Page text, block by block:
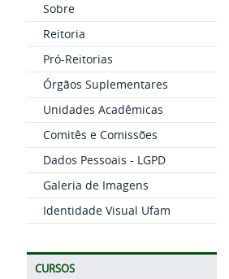
Sobre
Reitoria
Pró-Reitorias
Órgãos Suplementares
Unidades Acadêmicas
Comitês e Comissões
Dados Pessoais - LGPD
Galeria de Imagens
Identidade Visual Ufam
CURSOS